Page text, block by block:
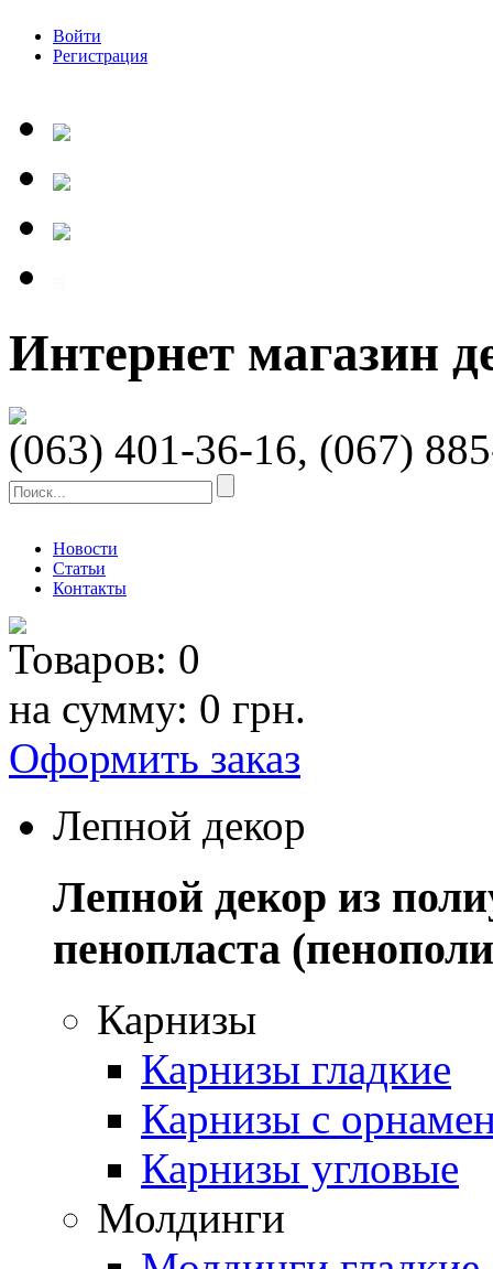
Войти
Регистрация
Интернет магазин
(063) 401-36-16, (067)
Новости
Статьи
Контакты
Товаров: 0
на сумму: 0 грн.
Оформить заказ
Лепной декор
Лепной декор из
пенопласта
Карнизы
Карнизы гладкие
Карнизы с
Карнизы угловые
Молдинги